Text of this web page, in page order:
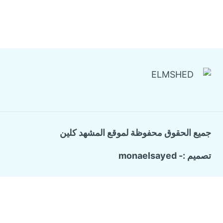
جميع الحقوق محفوظة لموقع المشهد كلين
تصميم :- monaelsayed